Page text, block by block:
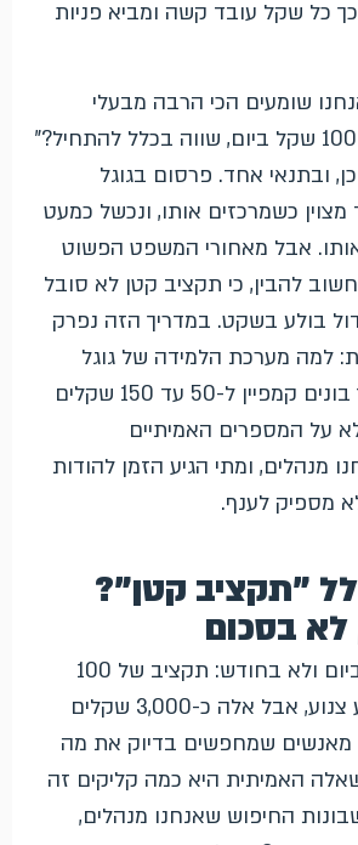
כל שקל עובד קשה ומביא פניות
שומעים הכי הרבה מבעלי
עסקים: "יש לי רק 100 שקל ביום, שווה בכלל להתחיל?"
ובתנאי אחד. פרסום בגוגל
כשמרכזים אותו, ונכשל כמעט
אבל מאחורי המשפט הפשוט
להבין, כי תקציב קטן לא סובל
בולע בשקט. במדריך הזה נפרק
למה מערכת הלמידה של גוגל
מענישה פיזור, איך בונים קמפיין ל-50 עד 150 שקלים
על המספרים האמיתיים
מנהלים, ומתי הגיע הזמן להודות
מספיק לענף.
"תקציב קטן"?
לא בסכום
קודם כל, לחשוב ביום ולא בחודש: תקציב של 100
שקלים ביום נשמע צנוע, אבל אלה כ-3,000 שקלים
שמחפשים בדיוק את מה
האמיתית היא כמה קליקים זה
החיפוש שאנחנו מנהלים,